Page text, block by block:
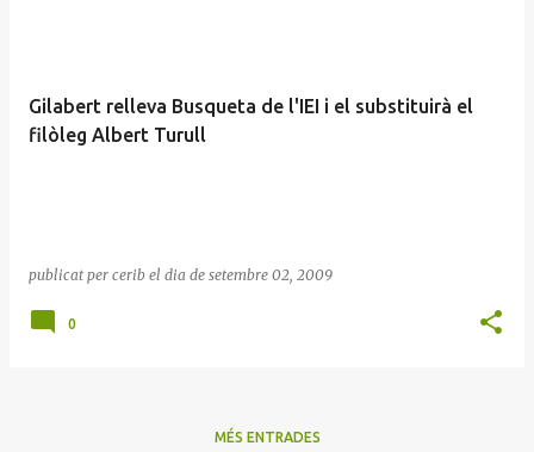
Gilabert relleva Busqueta de l'IEI i el substituirà el
filòleg Albert Turull
publicat per cerib el dia de setembre 02, 2009
0
MÉS ENTRADES